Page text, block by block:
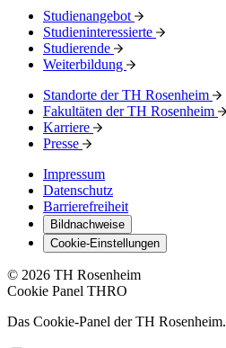
Studienangebot
Studieninteressierte
Studierende
Weiterbildung
Standorte der TH Rosenheim
Fakultäten der TH Rosenheim
Karriere
Presse
Impressum
Datenschutz
Barrierefreiheit
Bildnachweise
Cookie-Einstellungen
© 2026 TH Rosenheim
Cookie Panel THRO
Das Cookie-Panel der TH Rosenheim.